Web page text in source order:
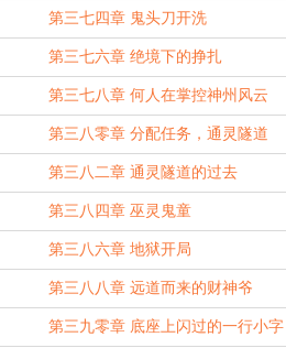
第三七四章 鬼头刀开洗
第三七六章 绝境下的挣扎
第三七八章 何人在掌控神州风云
第三八零章 分配任务，通灵隧道
第三八二章 通灵隧道的过去
第三八四章 巫灵鬼童
第三八六章 地狱开局
第三八八章 远道而来的财神爷
第三九零章 底座上闪过的一行小字